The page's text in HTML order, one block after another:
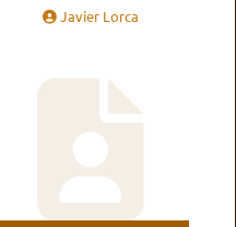
Javier Lorca